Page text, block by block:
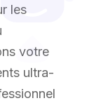
les
votre
ultra-